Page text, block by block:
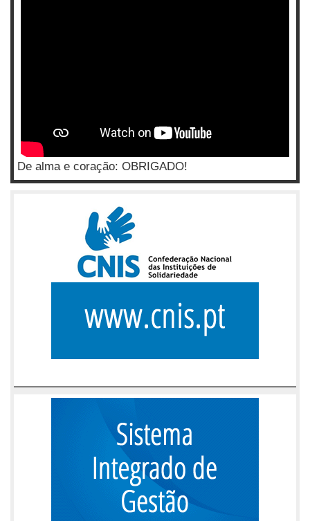
De alma e coração: OBRIGADO!